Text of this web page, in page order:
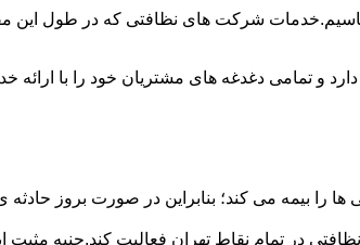
شرکت های نظافتی که در طول این
و تمامی دغدغه های مشتریان خود را با ارائه
بیمه می کند؛ بنابراین در صورت بروز حادثه
در تمام نقاط تهران فعالیت کند.جنبه مثبت